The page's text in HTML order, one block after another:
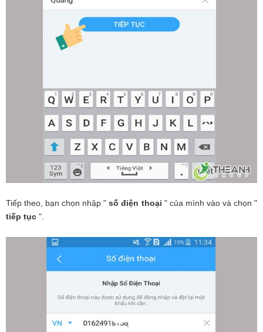
Tiếp theo, bạn chọn nhập " số điện thoại " của mình vào và chọn "
tiếp tục ".